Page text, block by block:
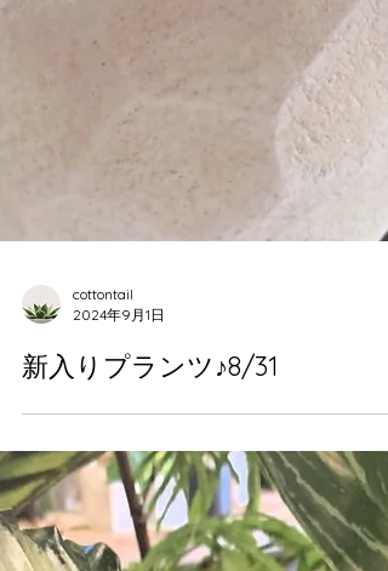
cottontail
2024年9月1日